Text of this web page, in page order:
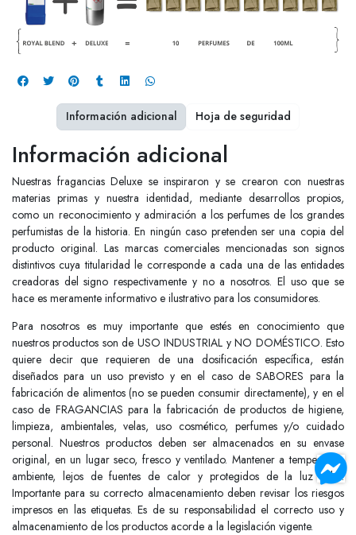
Información adicional
Nuestras fragancias Deluxe se inspiraron y se crearon con nuestras
materias primas y nuestra identidad, mediante desarrollos propios,
como un reconocimiento y admiración a los perfumes de los grandes
perfumistas de la historia. En ningún caso pretenden ser una copia del
producto original. Las marcas comerciales mencionadas son signos
distintivos cuya titularidad le corresponde a cada una de las entidades
creadoras del signo respectivamente y no a nosotros. El uso que se
hace es meramente informativo e ilustrativo para los consumidores.
Para nosotros es muy importante que estés en conocimiento que
nuestros productos son de USO INDUSTRIAL y NO DOMÉSTICO. Esto
quiere decir que requieren de una dosificación específica, están
diseñados para un uso previsto y en el caso de SABORES para la
fabricación de alimentos (no se pueden consumir directamente), y en el
caso de FRAGANCIAS para la fabricación de productos de higiene,
limpieza, ambientales, velas, uso cosmético, perfumes y/o cuidado
personal. Nuestros productos deben ser almacenados en su envase
original, en un lugar seco, fresco y ventilado. Mantener a temperatura
ambiente, lejos de fuentes de calor y protegidos de la luz solar.
Importante para su correcto almacenamiento deben revisar los riesgos
impresos en las etiquetas. Es de su responsabilidad el correcto uso y
almacenamiento de los productos acorde a la legislación vigente.
Información adicional Hoja de seguridad